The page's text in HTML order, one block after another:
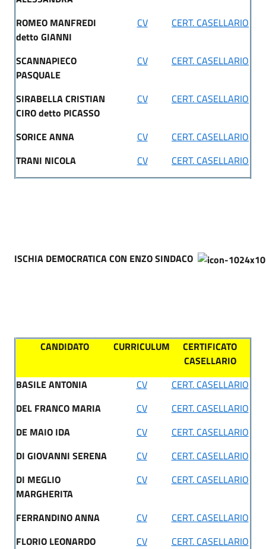
ROMEO MANFREDI
detto GIANNI
CV CERT. CASELLARIO
SCANNAPIECO
PASQUALE
CV CERT. CASELLARIO
SIRABELLA CRISTIAN
CIRO detto PICASSO
CV CERT. CASELLARIO
SORICE ANNA CV
CERT. CASELLARIO
TRANI NICOLA
CV CERT. CASELLARIO
ISCHIA DEMOCRATICA CON ENZO SINDACO
CANDIDATO CURRICULUM
CERTIFICATO
CASELLARIO
BASILE ANTONIA
CV
CERT. CASELLARIO
DEL FRANCO MARIA
CV
CERT. CASELLARIO
DE MAIO IDA
CV
CERT. CASELLARIO
DI GIOVANNI SERENA
CV
CERT. CASELLARIO
DI MEGLIO
MARGHERITA
CV CERT. CASELLARIO
FERRANDINO ANNA CV
CERT. CASELLARIO
FLORIO LEONARDO
CV
CERT. CASELLARIO